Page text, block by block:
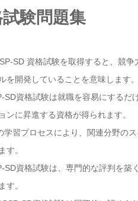
験問題集
SD 資格試験を取得すると、競
を開発していることを意味します
SD資格試験は就職を容易にする
ンに昇進する資格が得られます。
習プロセスにより、関連分野の
す。
SD資格試験は、専門的な評判を
す。